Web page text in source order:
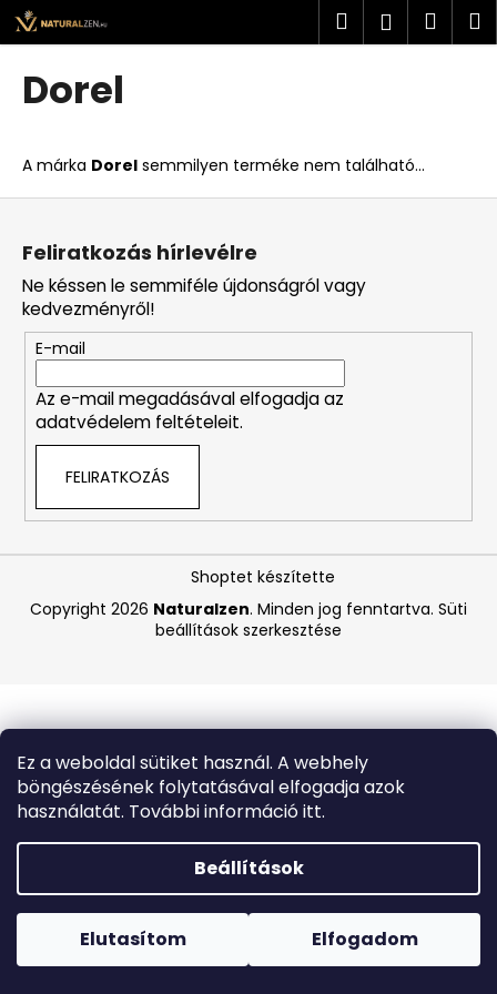
Ez a weboldal sütiket használ. A webhely
böngészésének folytatásával elfogadja azok
használatát. További információ itt.
Beállítások
Elutasítom Elfogadom
Ugrás
fő
tartalomhoz
Forró napokon nem javasoljuk a csomagautomatákba
történő kézbesítést. A magas hőmérsékletre érzékeny
termékek átvételkor nem biztos, hogy optimális állapotban
Keresés
Dorel
A márka Dorel semmilyen terméke nem található...
K
o
i
t
k
e
r
e
s
?
A
á
u
k
CENTRUM
SILVER
50+
DB-
OS
AJÁNDÉKCSOMAG
3
L
Feliratkozás hírlevélre
Ne késsen le semmiféle újdonságról vagy
kedvezményről!
E-mail
Az e-mail megadásával elfogadja az
adatvédelem feltételeit.
FELIRATKOZÁS
Shoptet készítette
Copyright 2026 Naturalzen. Minden jog fenntartva. Süti
beállítások szerkesztése